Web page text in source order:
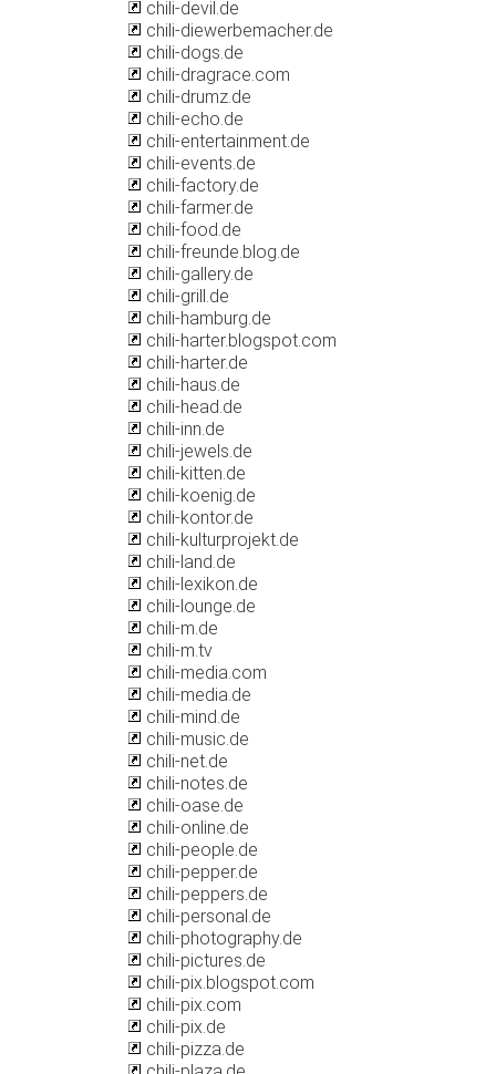
chili-devil.de
chili-diewerbemacher.de
chili-dogs.de
chili-dragrace.com
chili-drumz.de
chili-echo.de
chili-entertainment.de
chili-events.de
chili-factory.de
chili-farmer.de
chili-food.de
chili-freunde.blog.de
chili-gallery.de
chili-grill.de
chili-hamburg.de
chili-harter.blogspot.com
chili-harter.de
chili-haus.de
chili-head.de
chili-inn.de
chili-jewels.de
chili-kitten.de
chili-koenig.de
chili-kontor.de
chili-kulturprojekt.de
chili-land.de
chili-lexikon.de
chili-lounge.de
chili-m.de
chili-m.tv
chili-media.com
chili-media.de
chili-mind.de
chili-music.de
chili-net.de
chili-notes.de
chili-oase.de
chili-online.de
chili-people.de
chili-pepper.de
chili-peppers.de
chili-personal.de
chili-photography.de
chili-pictures.de
chili-pix.blogspot.com
chili-pix.com
chili-pix.de
chili-pizza.de